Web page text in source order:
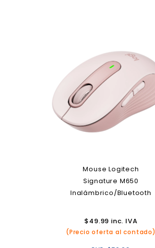
Mouse Logitech
Signature M650
Inalámbrico/Bluetooth
$49.99 inc. IVA
(Precio oferta al contado)